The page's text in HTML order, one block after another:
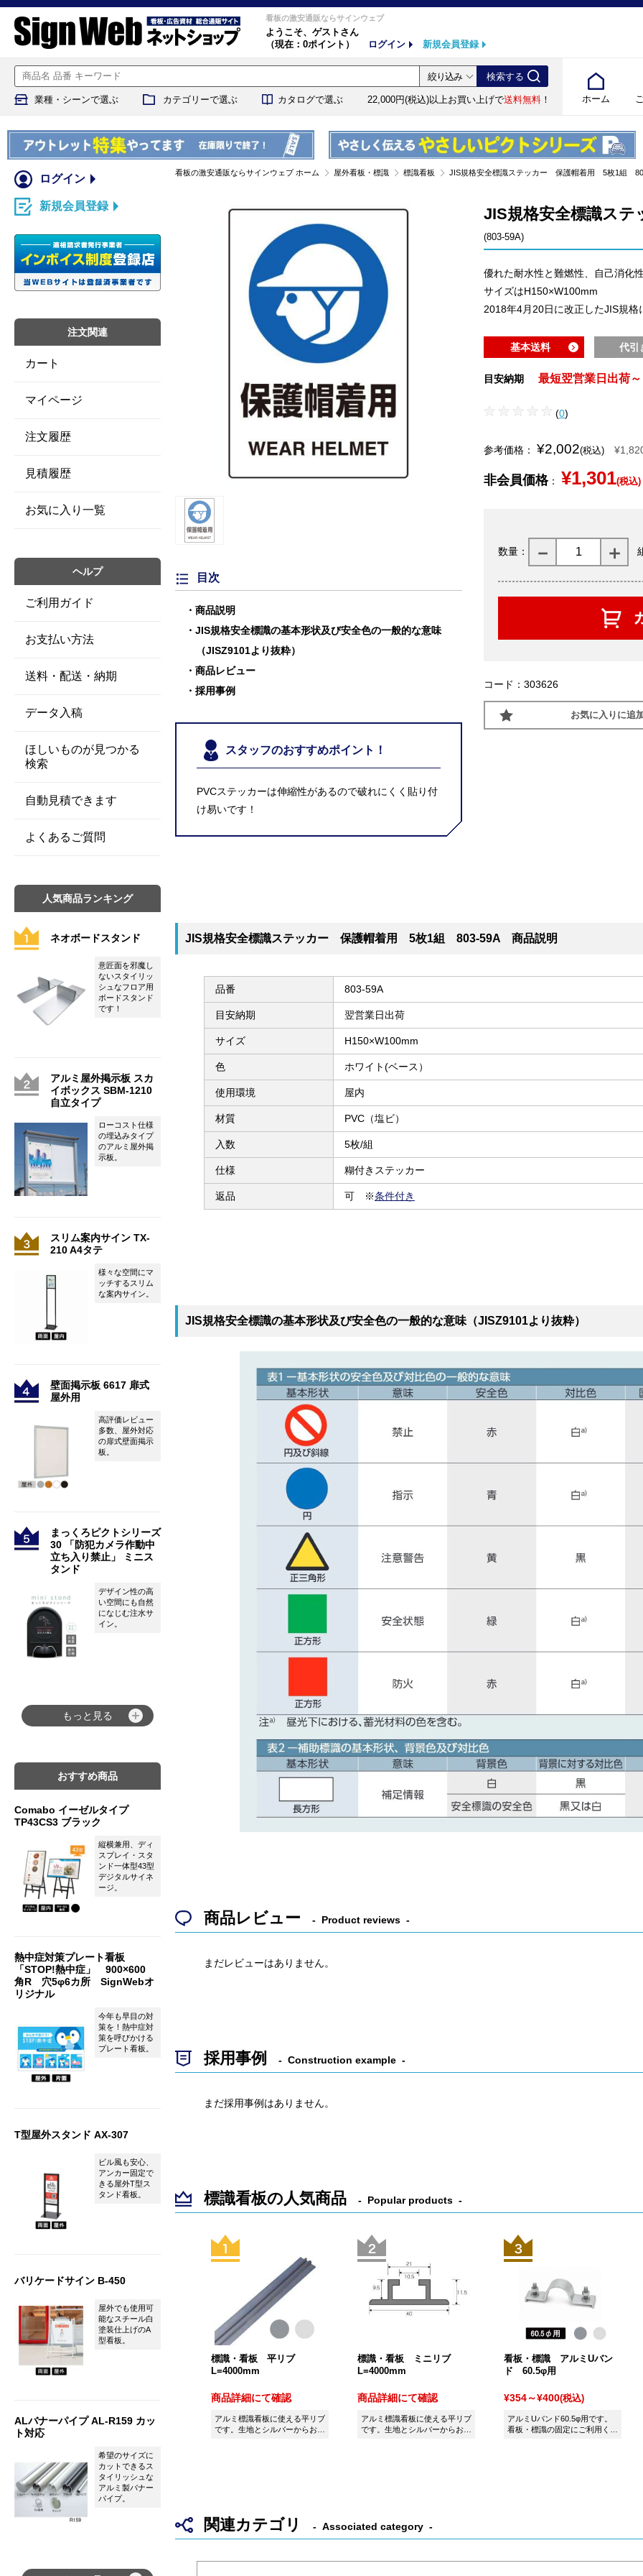
看板の激安通販ならサインウェブ
ようこそ、 ゲストさん
（現在：0ポイント）
ログイン 新規会員登録
ホーム
業種・シーンで選ぶ カテゴリーで選ぶ カタログで選ぶ 22,000円(税込)以上お買い上げで送料無料 ！
看板の激安通販ならサインウェブ ホーム 屋外看板・標識 標識看板 JIS規格安全標識ステッカー 保護帽着用 5枚1組
目次
商品説明
JIS規格安全標識の基本形状及び安全色の一般的な意味
（JISZ9101より抜粋）
商品レビュー
採用事例
スタッフのおすすめポイント！
PVCステッカーは伸縮性があるので破れにくく貼り付
け易いです！
JIS規格安全標識ス
(803-59A)
優れた耐水性と難燃性、自己消化
サイズはH150×W100mm
2018年4月20日に改正したJIS規格
基本送料 代引
目安納期 最短翌営業日出荷～
(0)
参考価格： ¥2,002(税込)
非会員価格： ¥1,301(税込)
数量：
コード：303626
お気に入りに追
JIS規格安全標識ステッカー 保護帽着用 5枚1組 803-59A 商品説明
品番 803-59A
目安納期 翌営業日出荷
サイズ H150×W100mm
色 ホワイト(ベース）
使用環境 屋内
材質 PVC（塩ビ）
入数 5枚/組
仕様 糊付きステッカー
返品 可 ※条件付き
JIS規格安全標識の基本形状及び安全色の一般的な意味（JISZ9101より抜粋）
商品レビュー Product reviews
まだレビューはありません。
採用事例 Construction example
まだ採用事例はありません。
標識看板の人気商品 Popular products
標識・看板 平リブ
L=4000mm
商品詳細にて確認
アルミ標識看板に使える平リブ
です。生地とシルバーからお選
標識・看板 ミニリブ
L=4000mm
商品詳細にて確認
アルミ標識看板に使える平リブ
です。生地とシルバーからお選
看板・標識 アルミUバン
ド 60.5φ用
¥354～¥400(税込)
アルミUバンド60.5φ用です。
看板・標識の固定にご利用くだ
関連カテゴリ Associated category
ログイン
新規会員登録
注文関連
カート
マイページ
注文履歴
見積履歴
お気に入り一覧
ヘルプ
ご利用ガイド
お支払い方法
送料・配送・納期
データ入稿
ほしいものが見つかる
検索
自動見積できます
よくあるご質問
人気商品ランキング
ネオボードスタンド
意匠面を邪魔し
ないスタイリッ
シュなフロア用
ボードスタンド
です！
アルミ屋外掲示板 スカ
イボックス SBM-1210
自立タイプ
ローコスト仕様
の埋込みタイプ
のアルミ屋外掲
示板。
スリム案内サイン TX-
210 A4タテ
様々な空間にマ
ッチするスリム
な案内サイン。
壁面掲示板 6617 扉式
屋外用
高評価レビュー
多数、屋外対応
の扉式壁面掲示
板。
まっくろピクトシリーズ
30 「防犯カメラ作動中
立ち入り禁止」 ミニス
タンド
デザイン性の高
い空間にも自然
になじむ注水サ
イン。
もっと見る
おすすめ商品
Comabo イーゼルタイプ
TP43CS3 ブラック
縦横兼用、ディ
スプレイ・スタ
ンド一体型43型
デジタルサイネ
ージ。
熱中症対策プレート看板
「STOP!熱中症」 900×600
角R 穴5φ6カ所 SignWebオ
リジナル
今年も早目の対
策を！熱中症対
策を呼びかける
プレート看板。
T型屋外スタンド AX-307
ビル風も安心、
アンカー固定で
きる屋外T型ス
タンド看板。
バリケードサイン B-450
屋外でも使用可
能なスチール白
塗装仕上げのA
型看板。
ALバナーパイプ AL-R159 カッ
ト対応
希望のサイズに
カットできるス
タイリッシュな
アルミ製バナー
パイプ。